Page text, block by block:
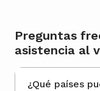
Preguntas
asistencia al
¿Qué países